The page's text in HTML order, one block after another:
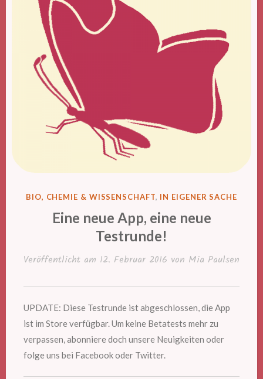
VERÖFFENTLICHT
BIO, CHEMIE & WISSENSCHAFT, IN EIGENER SACHE
Eine neue App, eine neue
Testrunde!
Veröffentlicht am 12. Februar 2016 von Mia Paulsen
UPDATE: Diese Testrunde ist abgeschlossen, die App
ist im Store verfügbar. Um keine Betatests mehr zu
verpassen, abonniere doch unsere Neuigkeiten oder
folge uns bei Facebook oder Twitter.